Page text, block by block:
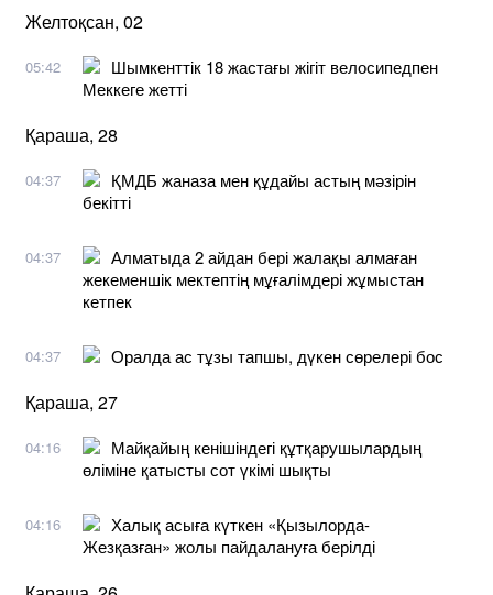
Желтоқсан, 02
05:42
Шымкенттік 18 жастағы жігіт велосипедпен
Меккеге жетті
Қараша, 28
04:37
ҚМДБ жаназа мен құдайы астың мәзірін
бекітті
04:37
Алматыда 2 айдан бері жалақы алмаған
жекеменшік мектептің мұғалімдері жұмыстан
кетпек
04:37 Оралда ас тұзы тапшы, дүкен сөрелері бос
Қараша, 27
04:16
Майқайың кенішіндегі құтқарушылардың
өліміне қатысты сот үкімі шықты
04:16
Халық асыға күткен «Қызылорда-
Жезқазған» жолы пайдалануға берілді